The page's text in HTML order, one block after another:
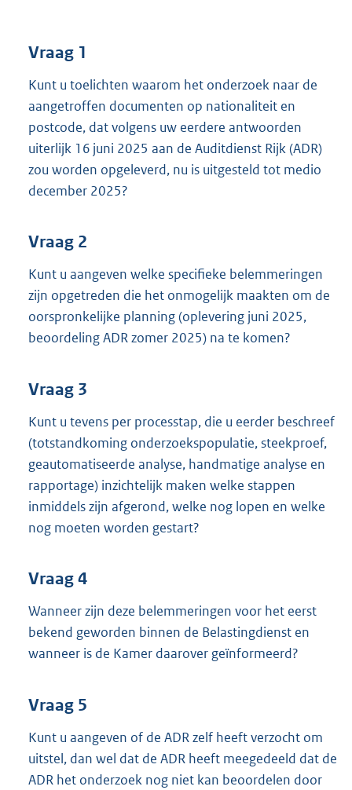
b
Vraag 1
Kunt u toelichten waarom het onderzoek naar de
aangetroffen documenten op nationaliteit en
postcode, dat volgens uw eerdere antwoorden
uiterlijk 16 juni 2025 aan de Auditdienst Rijk (ADR)
zou worden opgeleverd, nu is uitgesteld tot medio
december 2025?
Vraag 2
Kunt u aangeven welke specifieke belemmeringen
zijn opgetreden die het onmogelijk maakten om de
oorspronkelijke planning (oplevering juni 2025,
beoordeling ADR zomer 2025) na te komen?
Vraag 3
Kunt u tevens per processtap, die u eerder beschreef
(totstandkoming onderzoekspopulatie, steekproef,
geautomatiseerde analyse, handmatige analyse en
rapportage) inzichtelijk maken welke stappen
inmiddels zijn afgerond, welke nog lopen en welke
nog moeten worden gestart?
Vraag 4
Wanneer zijn deze belemmeringen voor het eerst
bekend geworden binnen de Belastingdienst en
wanneer is de Kamer daarover geïnformeerd?
Vraag 5
Kunt u aangeven of de ADR zelf heeft verzocht om
uitstel, dan wel dat de ADR heeft meegedeeld dat de
ADR het onderzoek nog niet kan beoordelen door